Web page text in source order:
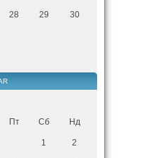
28 29 30
Пт Сб Нд
1 2